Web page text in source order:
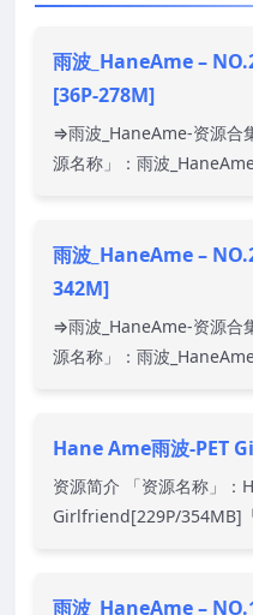
雨波_HaneAme –
[36P-278M]
⇒雨波_HaneAme-资源合
源名称」：雨波
雨波_HaneAme –
342M]
⇒雨波_HaneAme-资源合
源名称」：雨波
Hane Ame雨波-PET
资源简介 「资源名称」：
Girlfriend[229P/354MB]
雨波_HaneAme –